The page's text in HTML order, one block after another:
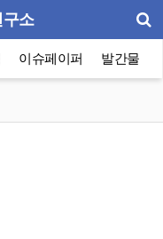
구소
이슈페이퍼 발간물